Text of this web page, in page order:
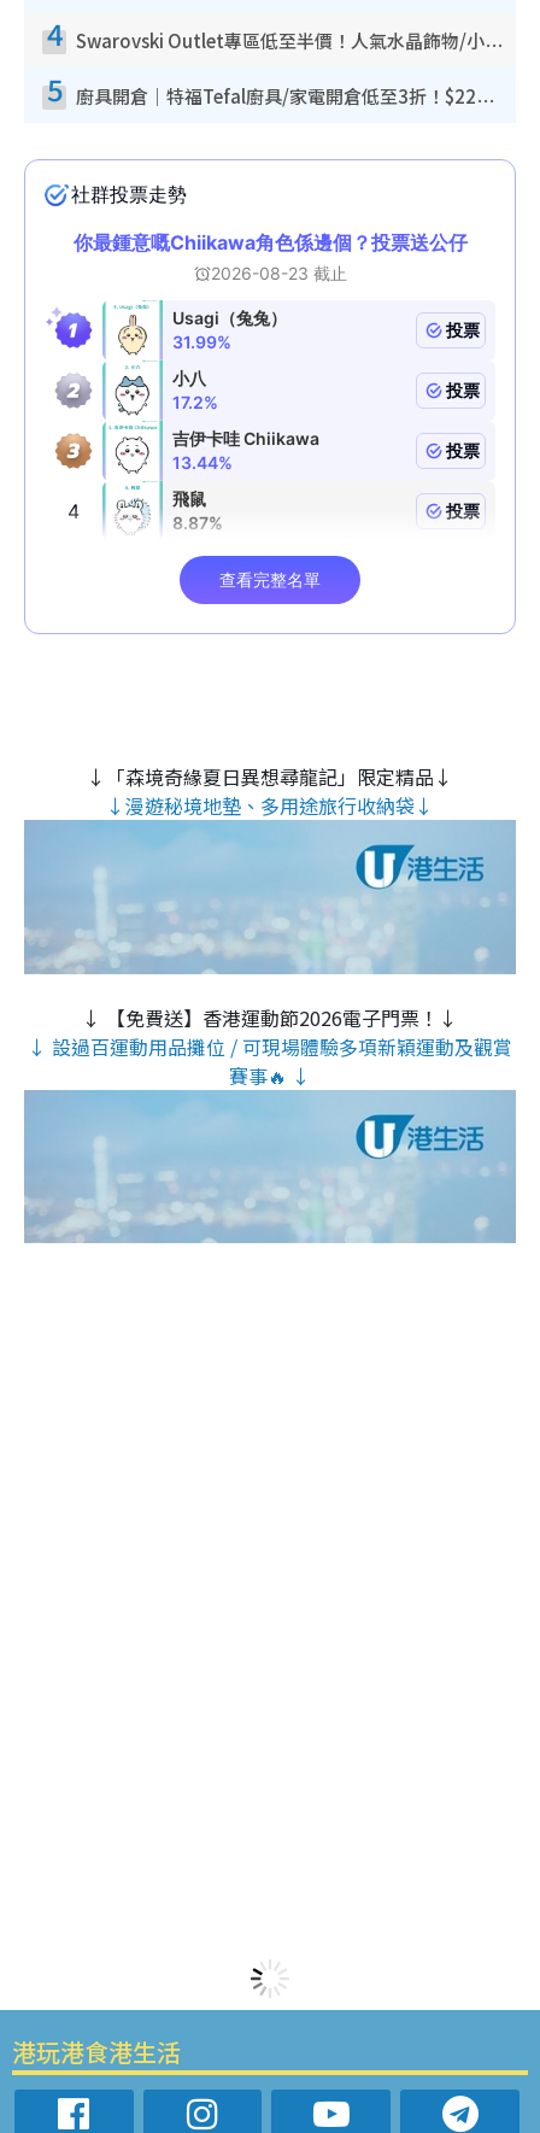
4 Swarovski Outlet專區低至半價！人氣水晶飾物/小擺設$138起！迪士尼款/水晶高跟鞋都有平
5 廚具開倉｜特福Tefal廚具/家電開倉低至3折！$220起買平底鍋/炒鑊/湯煲！電飯煲/吸塵機/燙斗$418起
↓「森境奇緣夏日異想尋龍記」限定精品↓
↓漫遊秘境地墊、多用途旅行收納袋↓
↓ 【免費送】香港運動節2026電子門票！↓
↓ 設過百運動用品攤位 / 可現場體驗多項新穎運動及觀賞
賽事🔥 ↓
港玩港食港生活